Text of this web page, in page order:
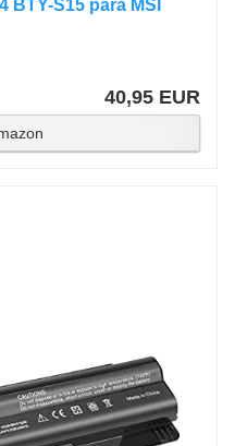
BTY-S15 para MSI
40,95 EUR